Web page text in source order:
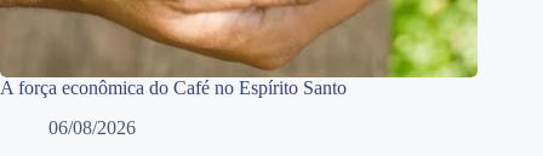
A força econômica do Café no Espírito Santo
06/08/2026